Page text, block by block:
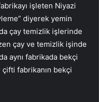
işleten Niyazi
diyerek yemin
çay temizlik işlerinde
çay ve temizlik işinde
aynı fabrikada bekçi
çifti fabrikanın bekçi